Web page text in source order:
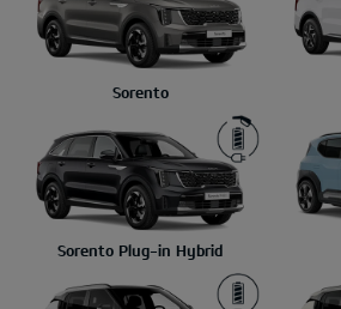
Sorento
Sorento Plug-in Hybrid